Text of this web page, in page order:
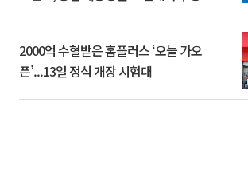
2000억 수혈받은 홈플러스 ‘오늘 가오
픈’...13일 정식 개장 시험대